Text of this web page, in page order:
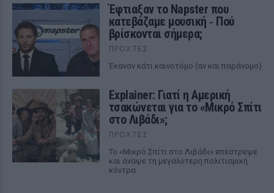
Έφτιαξαν το Napster που
κατεβάζαμε μουσική ‑ Πού
βρίσκονται σήμερα;
ΠΡΟΧΤΈΣ
Έκαναν κάτι καινοτόμο (αν και παράνομο)
Explainer: Γιατί η Αμερική
τσακώνεται για το «Μικρό Σπίτι
στο Λιβάδι»;
ΠΡΟΧΤΈΣ
Το «Μικρό Σπίτι στο Λιβάδι» επέστρεψε
και άναψε τη μεγαλύτερη πολιτισμική
κόντρα